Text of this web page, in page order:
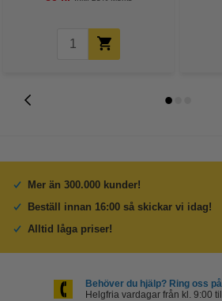
Mer än 300.000 kunder!
Beställ innan 16:00 så skickar vi idag!
Alltid låga priser!
Behöver du hjälp? Ring oss
Helgfria vardagar från kl. 9:00